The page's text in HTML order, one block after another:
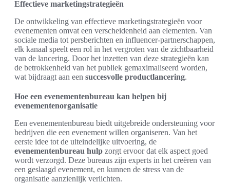
Effectieve marketingstrategieën
De ontwikkeling van effectieve marketingstrategieën voor
evenementen omvat een verscheidenheid aan elementen. Van
sociale media tot persberichten en influencer-partnerschappen,
elk kanaal speelt een rol in het vergroten van de zichtbaarheid
van de lancering. Door het inzetten van deze strategieën kan
de betrokkenheid van het publiek gemaximaliseerd worden,
wat bijdraagt aan een succesvolle productlancering.
Hoe een evenementenbureau kan helpen bij
evenementenorganisatie
Een evenementenbureau biedt uitgebreide ondersteuning voor
bedrijven die een evenement willen organiseren. Van het
eerste idee tot de uiteindelijke uitvoering, de
evenementenbureau hulp zorgt ervoor dat elk aspect goed
wordt verzorgd. Deze bureaus zijn experts in het creëren van
een geslaagd evenement, en kunnen de stress van de
organisatie aanzienlijk verlichten.